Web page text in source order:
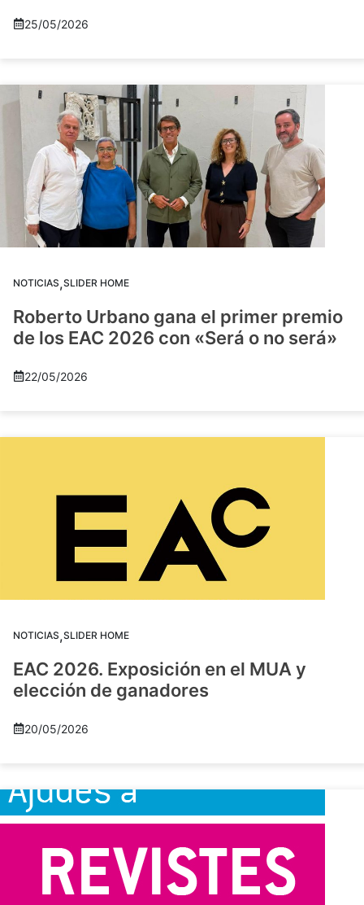
25/05/2026
NOTICIAS,SLIDER HOME
Roberto Urbano gana el primer premio
de los EAC 2026 con «Será o no será»
22/05/2026
NOTICIAS,SLIDER HOME
EAC 2026. Exposición en el MUA y
elección de ganadores
20/05/2026